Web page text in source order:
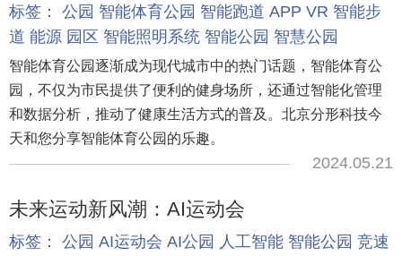
标签： 公园 智能体育公园 智能跑道 APP VR 智能步
道 能源 园区 智能照明系统 智能公园 智慧公园
智能体育公园逐渐成为现代城市中的热门话题，智能体育公
园，不仅为市民提供了便利的健身场所，还通过智能化管理
和数据分析，推动了健康生活方式的普及。北京分形科技今
天和您分享智能体育公园的乐趣。
2024.05.21
未来运动新风潮：AI运动会
标签： 公园 AI运动会 AI公园 人工智能 智能公园 竞速